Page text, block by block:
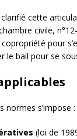
cette
civile,
pour
le bail pour se
normes s’impose :
(loi de